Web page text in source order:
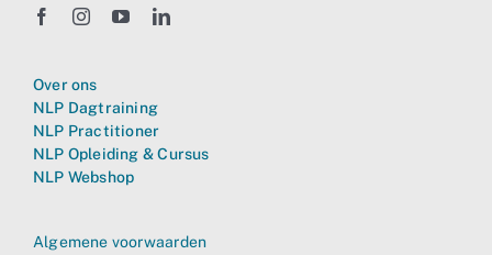
Over ons
NLP Dagtraining
NLP Practitioner
NLP Opleiding & Cursus
NLP Webshop
Algemene voorwaarden